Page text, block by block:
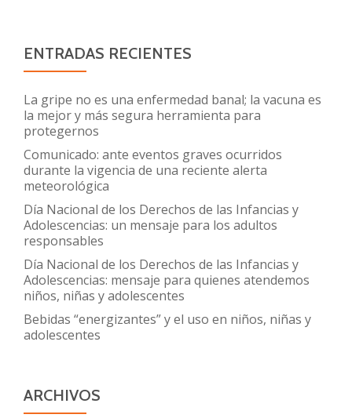
ENTRADAS RECIENTES
La gripe no es una enfermedad banal; la vacuna es
la mejor y más segura herramienta para
protegernos
Comunicado: ante eventos graves ocurridos
durante la vigencia de una reciente alerta
meteorológica
Día Nacional de los Derechos de las Infancias y
Adolescencias: un mensaje para los adultos
responsables
Día Nacional de los Derechos de las Infancias y
Adolescencias: mensaje para quienes atendemos
niños, niñas y adolescentes
Bebidas “energizantes” y el uso en niños, niñas y
adolescentes
ARCHIVOS